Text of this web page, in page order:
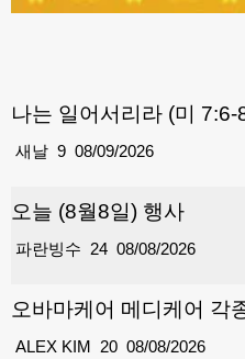
나는 일어서리라 (미 7:6-
9
새날 08/09/2026
오늘 (8월8일) 행사
24
파란빙수 08/08/2026
오바마케어 메디케어 각
20
ALEX KIM 08/08/2026